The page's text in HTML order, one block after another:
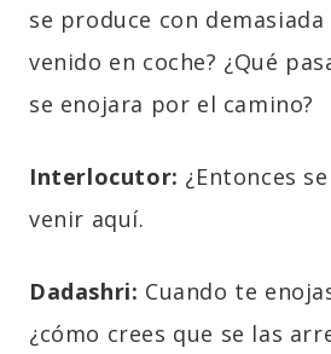
se produce con demasiada
venido en coche? ¿Qué
se enojara por el camino?
Interlocutor: ¿Entonces
venir aquí.
Dadashri: Cuando te
¿cómo crees que se las